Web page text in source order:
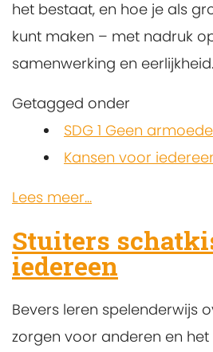
het bestaat, en hoe je als
kunt maken – met nadruk
samenwerking en eerlijkheid.
Getagged onder
SDG 1 Geen armoede
Kansen voor
Lees meer...
Stuiters
iedereen
Bevers leren spelenderwijs
zorgen voor anderen en